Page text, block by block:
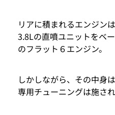
リアに積まれるエンジン
3.8Lの直噴ユニットをベ
のフラット６エンジン。
しかしながら、その中身
専用チューニングは施さ